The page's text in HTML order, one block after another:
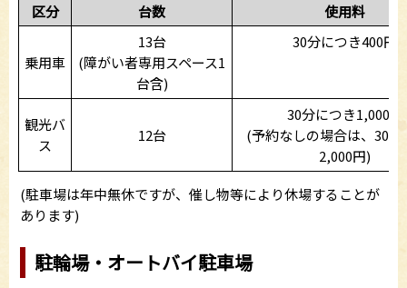
区分
台数 使用料
乗用車
13台
(障がい者専用スペース1
台含)
30分につき400円
観光バ
ス
12台
30分につき1,000円
(予約なしの場合は、30分
2,000円)
(駐車場は年中無休ですが、催し物等により休場することが
あります)
駐輪場・オートバイ駐車場